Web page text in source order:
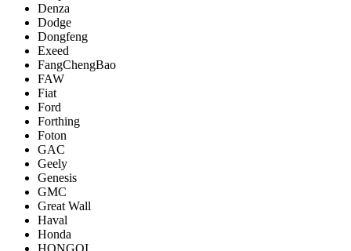
Denza
Dodge
Dongfeng
Exeed
FangChengBao
FAW
Fiat
Ford
Forthing
Foton
GAC
Geely
Genesis
GMC
Great Wall
Haval
Honda
HONGQI